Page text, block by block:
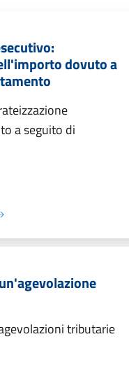
dovuto a
a seguito di
tributarie